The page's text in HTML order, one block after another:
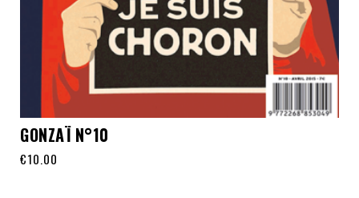
GONZAÏ N°10
€10.00